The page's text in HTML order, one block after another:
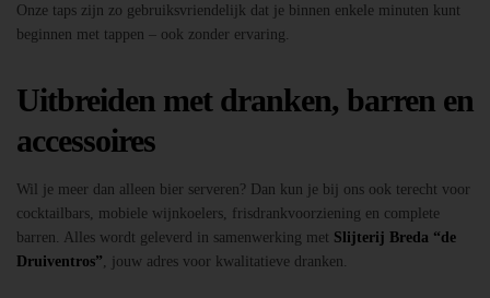
Onze taps zijn zo gebruiksvriendelijk dat je binnen enkele minuten kunt
beginnen met tappen – ook zonder ervaring.
Uitbreiden met dranken, barren en
accessoires
Wil je meer dan alleen bier serveren? Dan kun je bij ons ook terecht voor
cocktailbars, mobiele wijnkoelers, frisdrankvoorziening en complete
barren. Alles wordt geleverd in samenwerking met Slijterij Breda “de
Druiventros” , jouw adres voor kwalitatieve dranken.